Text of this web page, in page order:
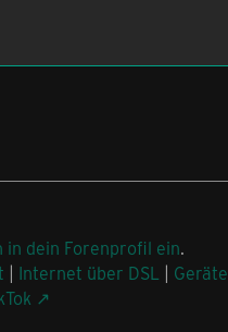
dein Forenprofil ein.
| Internet über DSL | Geräte